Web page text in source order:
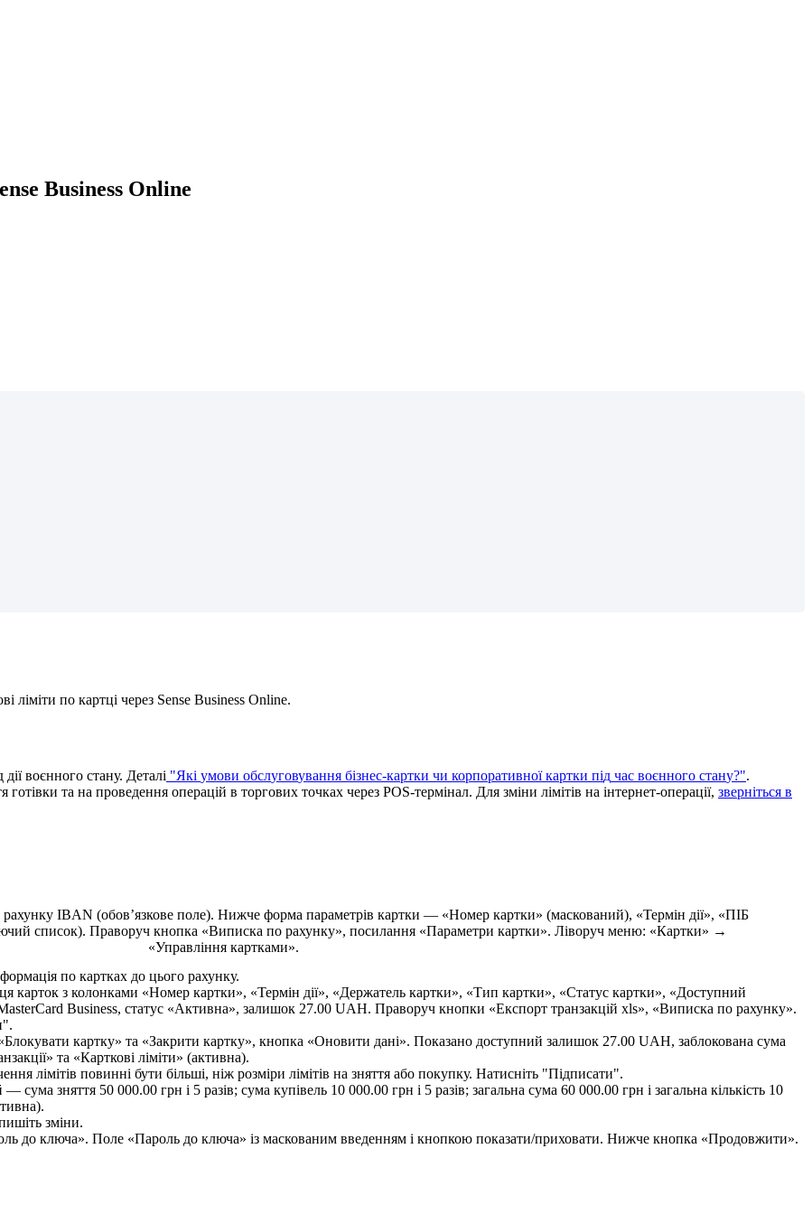
Business Online
ві ліміти по картці через Sense Business Online.
дії воєнного стану. Деталі "Які умови обслуговування бізнес-картки чи корпоративної картки під час воєнного стану?".
я готівки та на проведення операцій в торгових точках через POS-термінал. Для зміни лімітів на інтернет-операції, зверніться в
формація по картках до цього рахунку.
".
ення лімітів повинні бути більші, ніж розміри лімітів на зняття або покупку. Натисніть "Підписати".
ишіть зміни.